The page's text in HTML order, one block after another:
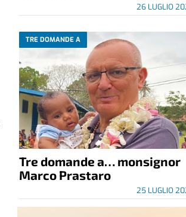
26 LUGLIO
TRE DOMANDE A
Tre domande a… monsignor
Marco Prastaro
25 LUGLIO